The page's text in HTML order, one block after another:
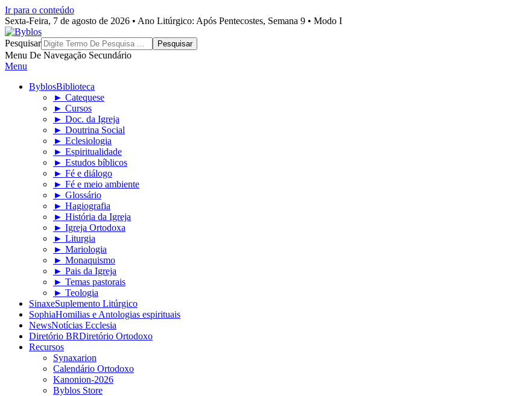
Ir para o conteúdo
Sexta-Feira, 7 de agosto de 2026 • Ano Litúrgico: Após Pentecostes, Semana 9 • Modo I
Byblos
Pesquisar
Menu De Navegação Secundário
Menu
ByblosBiblioteca
► Catequese
► Cursos
► Doc. da Igreja
► Doutrina Social
► Eclesiologia
► Espiritualidade
► Estudos bíblicos
► Fé e diálogo
► Fé e meio ambiente
► Glossário
► Hagiografia
► História da Igreja
► Igreja Ortodoxa
► Liturgia
► Mariologia
► Monaquismo
► Pais da Igreja
► Temas pastorais
► Teologia
SinaxeSuplemento Litúrgico
SophiaHomilias e Antologias espirituais
NewsNotícias Ecclesia
Diretório BRDiretório Ortodoxo
Recursos
Synaxarion
Calendário Ortodoxo
Kanonion-2026
Byblos Store